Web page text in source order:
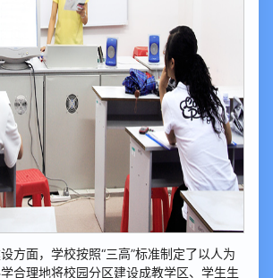
方面，学校按照“三高”标准制定了以人为
合理地将校园分区建设成教学区、学生生